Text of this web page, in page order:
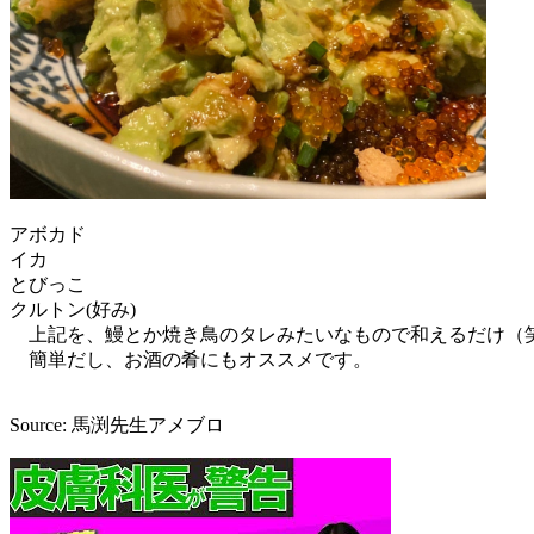
アボカド
イカ
とびっこ
クルトン(好み)
上記を、鰻とか焼き鳥のタレみたいなもので和えるだけ（
簡単だし、お酒の肴にもオススメです。
Source: 馬渕先生アメブロ